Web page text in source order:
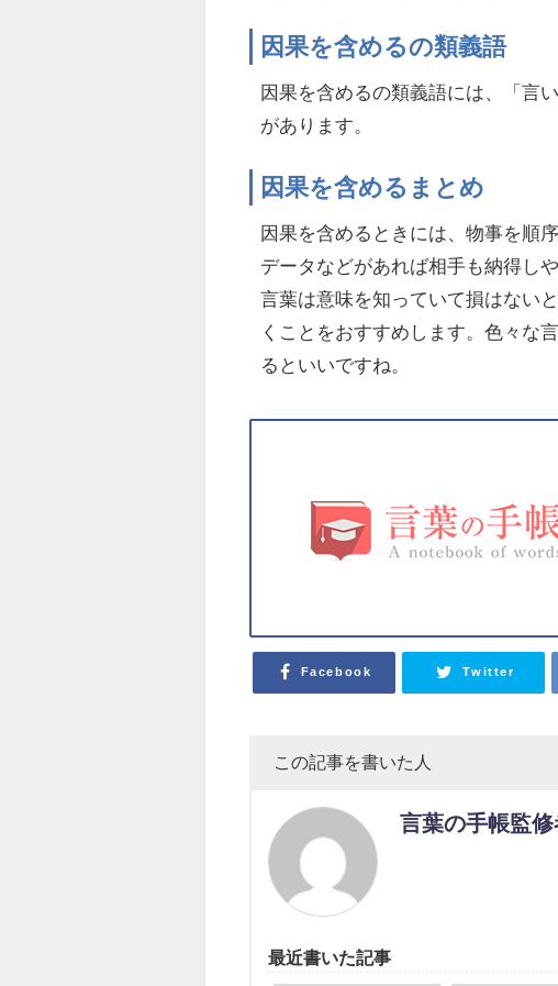
因果を含めるの類義語
因果を含めるの類義語には、「言
があります。
因果を含めるまとめ
因果を含めるときには、物事を順
データなどがあれば相手も納得し
言葉は意味を知っていて損はない
くことをおすすめします。色々な
るといいですね。
Facebook Twitter
この記事を書いた人
言葉の手帳監修
最近書いた記事